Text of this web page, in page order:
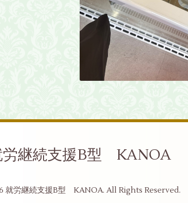
労継続支援B型 KANOA
就労継続支援B型 KANOA. All Rights Reserved.